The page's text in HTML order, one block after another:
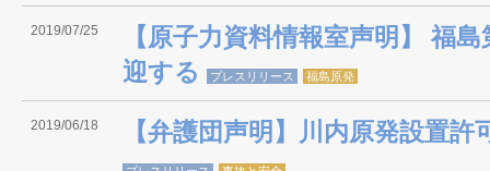
2019/07/25
【原子力資料情報室声明】 福
迎する
プレスリリース 福島原発
2019/06/18 【弁護団声明】川内原発設置